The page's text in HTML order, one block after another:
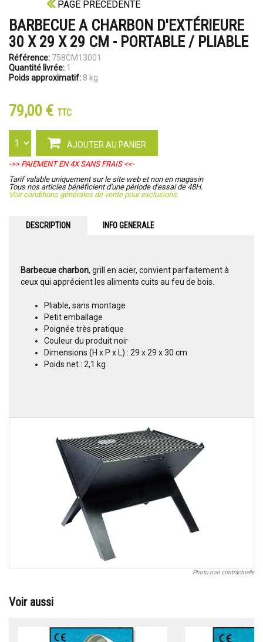
PAGE PRÉCÉDENTE
BARBECUE A CHARBON D'EXTÉRIEURE
30 X 29 X 29 CM - PORTABLE / PLIABLE
Référence: 758CM13001
Quantité livrée: 1
Poids approximatif: 8 kg
79,00 € TTC
AJOUTER AU PANIER
->> PAIEMENT EN 4X SANS FRAIS <<-
Tarif valable uniquement sur le site web et non en magasin
Tous nos articles bénéficient d'une période d'essai de 48H.
Voir conditions générales de vente pour exclusions.
DESCRIPTION INFO GENERALE
Barbecue charbon, grill en acier, convient parfaitement à
ceux qui apprécient les aliments cuits au feu de bois.
Pliable, sans montage
Petit emballage
Poignée très pratique
Couleur du produit noir
Dimensions (H x P x L) : 29 x 29 x 30 cm
Poids net : 2,1 kg
Photo non contractuelle
Voir aussi